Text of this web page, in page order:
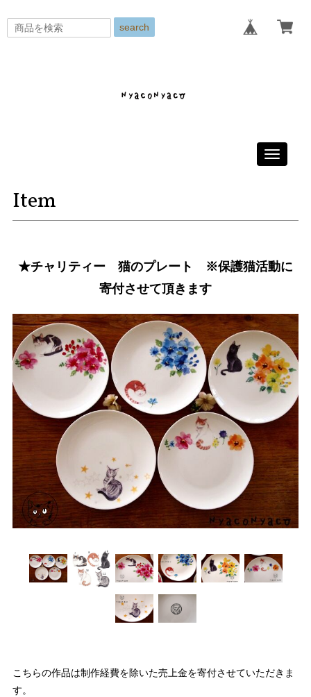
search
Toggle
Item
★チャリティー 猫のプレート ※保護猫活動に
寄付させて頂きます
こちらの作品は制作経費を除いた売上金を寄付させていただきま
す。